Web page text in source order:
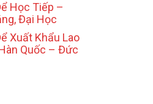
Học Tiếp –
Đại Học
Xuất Khẩu Lao
Quốc – Đức